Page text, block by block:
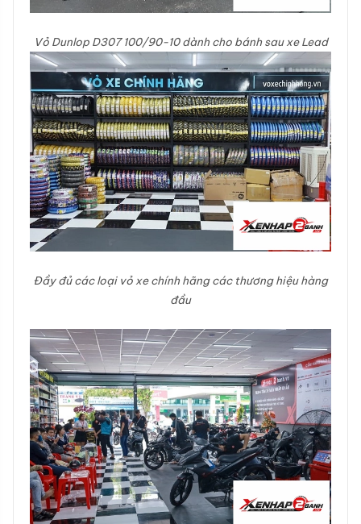
Vỏ Dunlop D307 100/90-10 dành cho bánh sau xe Lead
Đầy đủ các loại vỏ xe chính hãng các thương hiệu hàng
đầu